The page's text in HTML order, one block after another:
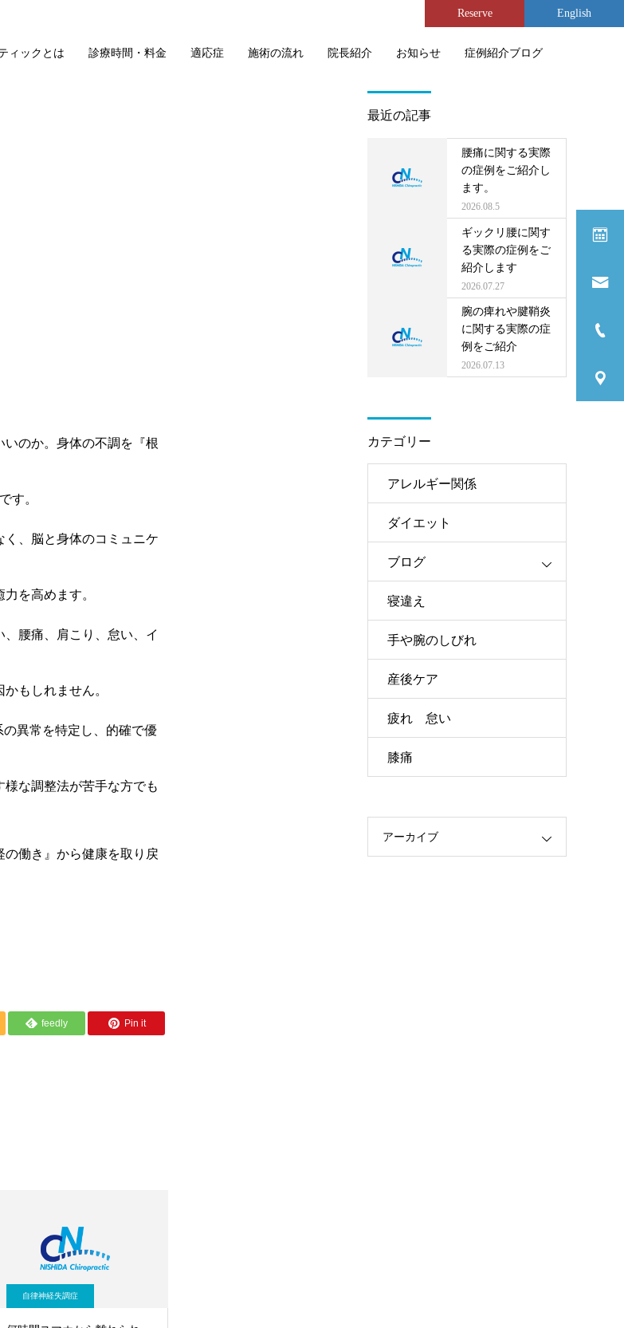
Reserve English
ィックとは 診療時間・料金 適応症 施術の流れ 院長紹介 お知らせ
症例紹介ブログ
のか。身体の不調を『根
す。
、脳と身体のコミュニケ
を高めます。
腰痛、肩こり、怠い、イ
もしれません。
異常を特定し、的確で優
な調整法が苦手な方でも
働き』から健康を取り戻
feedly Pin it
自律神経失調症
最近の記事
腰痛に関する実際
の症例をご紹介し
ます。
2026.08.5
ギックリ腰に関す
る実際の症例をご
紹介します
2026.07.27
腕の痺れや腱鞘炎
に関する実際の症
例をご紹介
2026.07.13
カテゴリー
アレルギー関係
ダイエット
ブログ
寝違え
手や腕のしびれ
産後ケア
疲れ 怠い
膝痛
アーカイブ